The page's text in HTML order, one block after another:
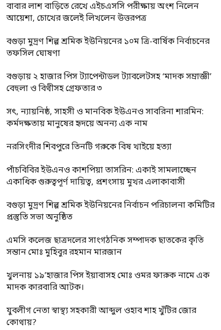
বাবার লাশ বাড়িতে রেখে এইচএসসি পরীক্ষায় অংশ নিলেন
আয়েশা, চোখের জলেই লিখলেন উত্তরপত্র
বগুড়া মুদ্রণ শিল্প শ্রমিক ইউনিয়নের ১০ম ত্রি-বার্ষিক নির্বাচনের
তফসিল ঘোষণা
বগুড়ায় ২ হাজার পিস ট্যাপেন্টাডল ট্যাবলেটসহ ‘মাদক সম্রাজ্ঞী’
বেহুলা ও বিথীসহ গ্রেফতার ৩
সৎ, ন্যায়নিষ্ঠ, সাহসী ও মানবিক ইউএনও সাবরিনা শারমিন:
কর্মদক্ষতায় মানুষের হৃদয়ে অনন্য এক নাম
নরসিংদীর শিবপুরে তিনটি গরুকে বিষ খাইয়ে হত্যা
পাঁচবিবির ইউএনও কাশপিয়া তাসরিন: একাই সামলাচ্ছেন
একাধিক গুরুত্বপূর্ণ দায়িত্ব, প্রশংসায় মুখর এলাকাবাসী
বগুড়া মুদ্রণ শিল্প শ্রমিক ইউনিয়নের নির্বাচন পরিচালনা কমিটির
প্রস্তুতি সভা অনুষ্ঠিত
এমসি কলেজ ছাত্রদলের সাংগঠনিক সম্পাদক ছাতকের কৃতি
সন্তান মোঃ মুহিবুর রহমান মারজান
খুলনায় ১৯’হাজার পিস ইয়াবাসহ মোঃ ওমর ফারুক নামে এক
মাদক কারবারি আটক।
যুবলীগ নেতা স্বাস্থ্য সহকারী আব্দুল ওহাব শাহ খুঁটির জোর
কোথায়?